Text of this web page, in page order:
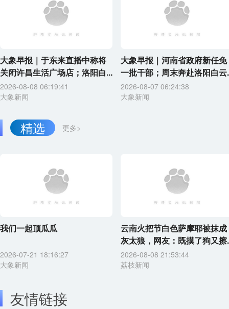
大象早报｜于东来直播中称将
关闭许昌生活广场店；洛阳白...
2026-08-08 06:19:41
大象新闻
大象早报｜河南省政府新任免
一批干部；周末奔赴洛阳白云
2026-08-07 06:24:38
大象新闻
更多>
精选
我们一起顶瓜瓜
2026-07-21 18:16:27
大象新闻
云南火把节白色萨摩耶被抹成
灰太狼，网友：既摸了狗又擦
2026-08-08 21:53:44
荔枝新闻
友情链接